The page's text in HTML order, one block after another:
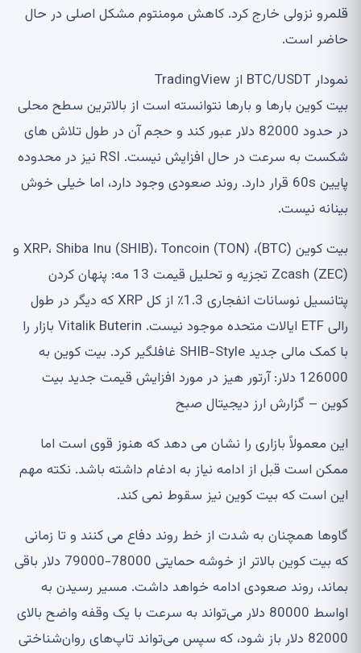
قلمرو نزولی خارج کرد. کاهش مومنتوم مشکل اصلی در حال
حاضر است.
نمودار BTC/USDT از TradingView
بیت کوین بارها و بارها نتوانسته است از بالاترین سطح محلی
در حدود 82000 دلار عبور کند و حجم آن در طول تلاش های
شکست به سرعت در حال افزایش نیست. RSI نیز در محدوده
پایین 60s قرار دارد. روند صعودی وجود دارد، اما خیلی خوش
بینانه نیست.
بیت کوین (BTC)، XRP، Shiba Inu (SHIB)، Toncoin (TON) و
Zcash (ZEC) تجزیه و تحلیل قیمت 13 مه: پنهان کردن
پتانسیل نوسانات انفجاری 1.3٪ از کل XRP که دیگر در طول
رالی ETF ایالات متحده موجود نیست. Vitalik Buterin بازار را
با کمک مالی جدید SHIB-Style غافلگیر کرد. بیت کوین به
126000 دلار: آرتور هیز در مورد افزایش قیمت جدید بیت
کوین – گزارش ارز دیجیتال صبح
این معمولاً بازاری را نشان می دهد که هنوز قوی است اما
ممکن است قبل از ادامه نیاز به ادغام داشته باشد. نکته مهم
این است که بیت کوین نیز سقوط نمی کند.
گاوها همچنان به شدت از خط روند دفاع می کنند و تا زمانی
که بیت کوین بالاتر از خوشه حمایتی 78000-79000 دلار باقی
بماند، روند صعودی ادامه خواهد داشت. مسیر رسیدن به
اواسط 80000 دلار می‌تواند به سرعت با یک وقفه واضح بالای
82000 دلار باز شود، که سپس می‌تواند تاپ‌های روان‌شناختی